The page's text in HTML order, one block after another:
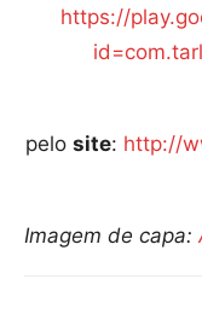
https://
pelo site: http://
Imagem de capa: